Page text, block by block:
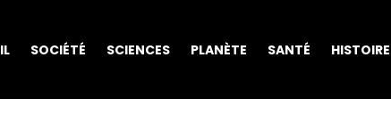
SOCIÉTÉ SCIENCES PLANÈTE SANTÉ HISTOIRE